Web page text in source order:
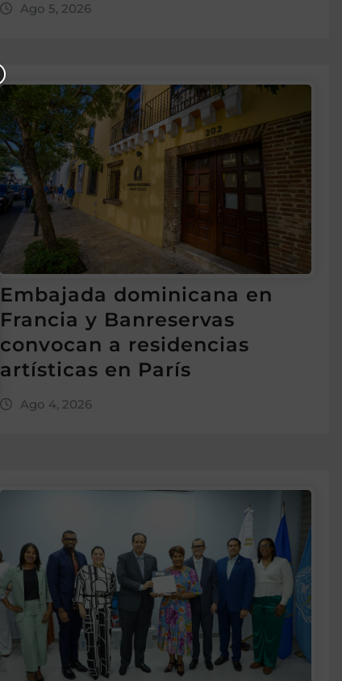
Ago 5, 2026
Embajada dominicana en
Francia y Banreservas
convocan a residencias
artísticas en París
Ago 4, 2026